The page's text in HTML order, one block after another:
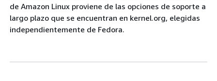
de Amazon Linux proviene de las opciones de soporte a
largo plazo que se encuentran en kernel.org, elegidas
independientemente de Fedora.